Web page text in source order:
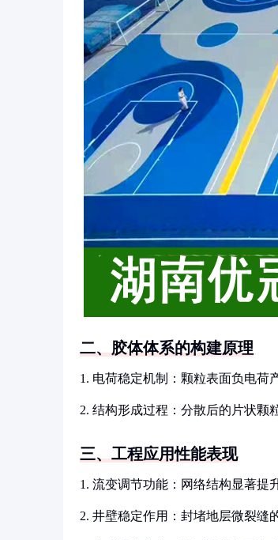
二、胶体体系的构建原理
1. 电荷稳定机制：颗粒表面负电荷
2. 结构形成过程：分散后的片状颗
三、工程应用性能表现
1. 流变调节功能：网络结构显著提
2. 井壁稳定作用：封堵地层微裂缝